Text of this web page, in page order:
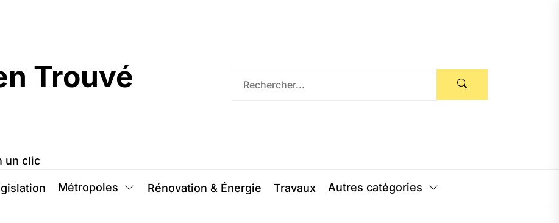
Trouvé
un clic
Métropoles Rénovation & Énergie Travaux Autres catégories